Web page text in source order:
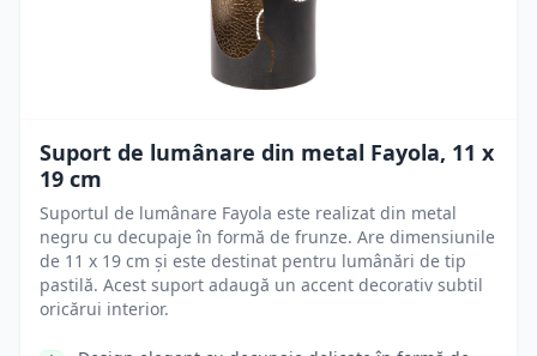
Suport de lumânare din metal Fayola, 11 x
19 cm
Suportul de lumânare Fayola este realizat din metal
negru cu decupaje în formă de frunze. Are dimensiunile
de 11 x 19 cm și este destinat pentru lumânări de tip
pastilă. Acest suport adaugă un accent decorativ subtil
oricărui interior.